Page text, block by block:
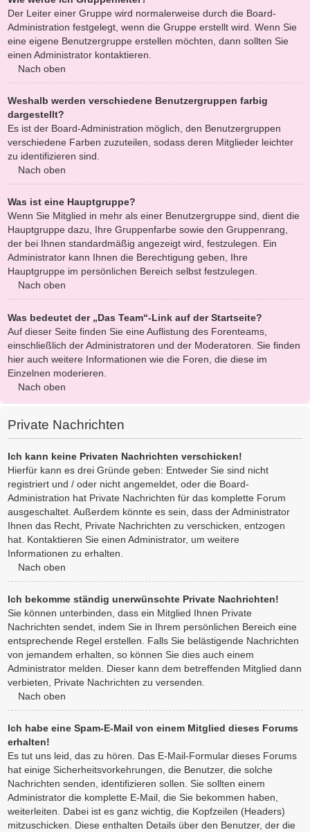
Der Leiter einer Gruppe wird normalerweise durch die Board-
Administration festgelegt, wenn die Gruppe erstellt wird. Wenn Sie
eine eigene Benutzergruppe erstellen möchten, dann sollten Sie
einen Administrator kontaktieren.
Nach oben
Weshalb werden verschiedene Benutzergruppen farbig
dargestellt?
Es ist der Board-Administration möglich, den Benutzergruppen
verschiedene Farben zuzuteilen, sodass deren Mitglieder leichter
zu identifizieren sind.
Nach oben
Was ist eine Hauptgruppe?
Wenn Sie Mitglied in mehr als einer Benutzergruppe sind, dient die
Hauptgruppe dazu, Ihre Gruppenfarbe sowie den Gruppenrang,
der bei Ihnen standardmäßig angezeigt wird, festzulegen. Ein
Administrator kann Ihnen die Berechtigung geben, Ihre
Hauptgruppe im persönlichen Bereich selbst festzulegen.
Nach oben
Was bedeutet der „Das Team“-Link auf der Startseite?
Auf dieser Seite finden Sie eine Auflistung des Forenteams,
einschließlich der Administratoren und der Moderatoren. Sie finden
hier auch weitere Informationen wie die Foren, die diese im
Einzelnen moderieren.
Nach oben
Private Nachrichten
Ich kann keine Privaten Nachrichten verschicken!
Hierfür kann es drei Gründe geben: Entweder Sie sind nicht
registriert und / oder nicht angemeldet, oder die Board-
Administration hat Private Nachrichten für das komplette Forum
ausgeschaltet. Außerdem könnte es sein, dass der Administrator
Ihnen das Recht, Private Nachrichten zu verschicken, entzogen
hat. Kontaktieren Sie einen Administrator, um weitere
Informationen zu erhalten.
Nach oben
Ich bekomme ständig unerwünschte Private Nachrichten!
Sie können unterbinden, dass ein Mitglied Ihnen Private
Nachrichten sendet, indem Sie in Ihrem persönlichen Bereich eine
entsprechende Regel erstellen. Falls Sie belästigende Nachrichten
von jemandem erhalten, so können Sie dies auch einem
Administrator melden. Dieser kann dem betreffenden Mitglied dann
verbieten, Private Nachrichten zu versenden.
Nach oben
Ich habe eine Spam-E-Mail von einem Mitglied dieses Forums
erhalten!
Es tut uns leid, das zu hören. Das E-Mail-Formular dieses Forums
hat einige Sicherheitsvorkehrungen, die Benutzer, die solche
Nachrichten senden, identifizieren sollen. Sie sollten einem
Administrator die komplette E-Mail, die Sie bekommen haben,
weiterleiten. Dabei ist es ganz wichtig, die Kopfzeilen (Headers)
mitzuschicken. Diese enthalten Details über den Benutzer, der die